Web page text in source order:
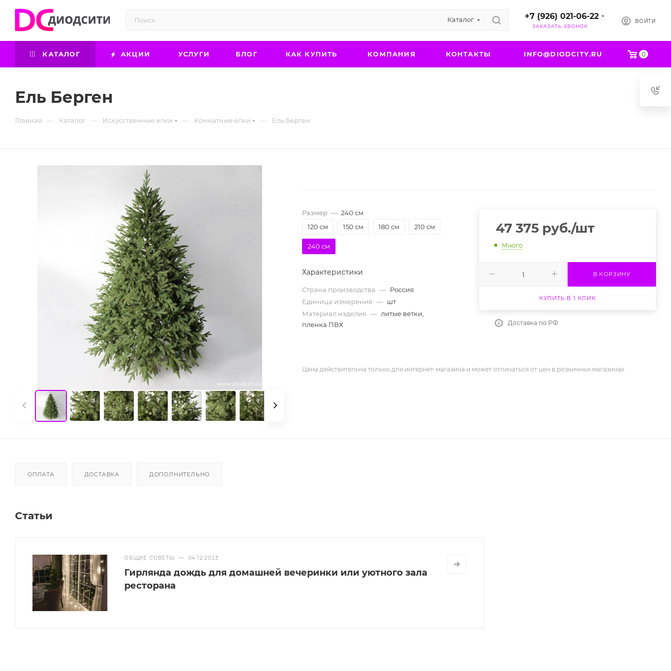
Каталог +7 (926) 021-06-22
ЗАКАЗАТЬ ЗВОНОК
ВОЙТИ
0
КАТАЛОГ АКЦИИ УСЛУГИ БЛОГ КАК КУПИТЬ КОМПАНИЯ КОНТАКТЫ INFO@DIODCITY.RU
Ель Берген
Главная — Каталог — Искусственные елки — Комнатные елки — Ель Берген
Размер — 240 см
120 см
150 см 180 см 210 см
240 см
Характеристики
Страна производства — Россия
Единица измерения — шт
Материал изделия — литые ветки,
пленка ПВХ
47 375руб./шт
Много
В КОРЗИНУ
КУПИТЬ В 1 КЛИК
Доставка по РФ
Цена действительна только для интернет-магазина и может отличаться от цен в розничных магазинах
ОПЛАТА ДОСТАВКА ДОПОЛНИТЕЛЬНО
Статьи
ОБЩИЕ СОВЕТЫ — 04.12.2023
Гирлянда дождь для домашней вечеринки или уютного зала
ресторана